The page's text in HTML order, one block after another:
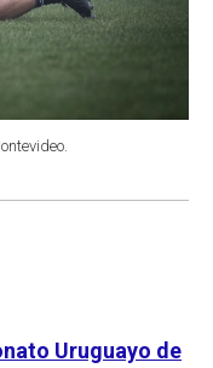
Uruguayo de